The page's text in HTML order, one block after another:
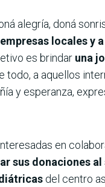
alegría, doná
locales y
es brindar una
todo, a aquellos
y esperanza,
en
sus donaciones
del centro